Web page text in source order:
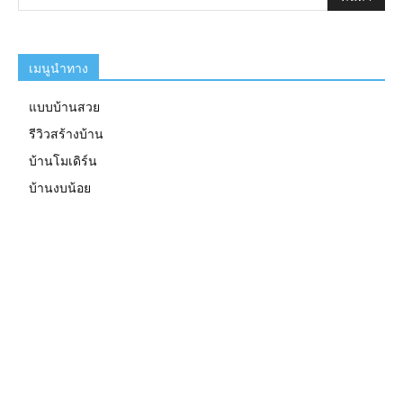
เมนูนำทาง
แบบบ้านสวย
รีวิวสร้างบ้าน
บ้านโมเดิร์น
บ้านงบน้อย